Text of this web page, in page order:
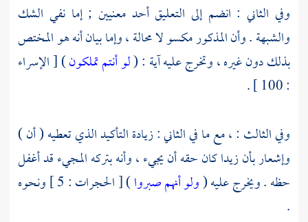
وفي الثاني : انضم إلى التعليق أحد معنيين ; إما نفي الشك
والشبهة . وأن المذكور مكسو لا محالة ، وإما بيان أنه هو المختص
بذلك دون غيره ، وتخرج عليه آية : (لو أنتم تملكون) [ الإسراء
: 100 ] .
وفي الثالث : ، مع ما في الثاني : زيادة التأكيد الذي تعطيه ( أن )
وإشعار بأن زيدا كان حقه أن يجيء ، وأنه بتركه المجيء قد أغفل
حظه . ويخرج عليه (ولو أنهم صبروا
) [ الحجرات : 5 ] ونحوه
.